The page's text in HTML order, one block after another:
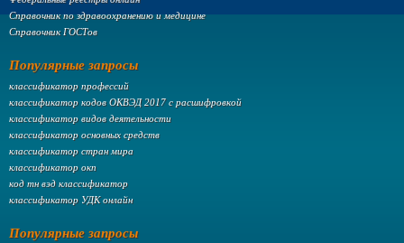
Справочник по здравоохранению и медицине
Справочник ГОСТов
Популярные запросы
классификатор профессий
классификатор кодов ОКВЭД 2017 с расшифровкой
классификатор видов деятельности
классификатор основных средств
классификатор стран мира
классификатор окп
код тн вэд классификатор
классификатор УДК онлайн
Популярные запросы